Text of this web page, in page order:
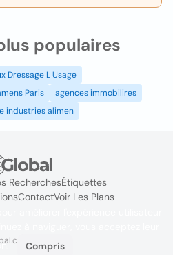
populaires
Dressage L Usage
Paris
agences immobilires
industries alimen
RecherchesÉtiquettes
ContactVoir Les Plans
@ 2024
à naviguer, vous acceptez leur
Compris